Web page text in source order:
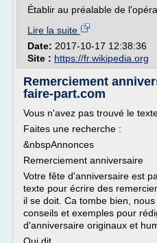
Établir au préalable de
Lire la suite
Date: 2017-10-17 12:38:36
Site : https://fr.wikipedia.org
Remerciement
faire-part.com
Vous n'avez pas trouvé le
Faites une recherche :
&nbspAnnonces
Remerciement anniversaire
Votre fête d'anniversaire est
texte pour écrire des
il se doit. Ca tombe bien,
conseils et exemples pour
d'anniversaire originaux et